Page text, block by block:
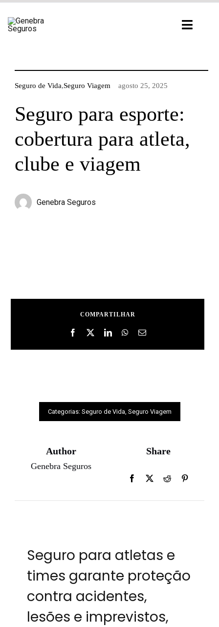
para
Seguro de Vida,Seguro Viagem agosto 25, 2025
Seguro para esporte:
cobertura para atleta,
clube e viagem
Genebra Seguros
COMPARTILHAR
Categorias: Seguro de Vida, Seguro Viagem
Author
Genebra Seguros
Share
Seguro para atletas e
times garante proteção
contra acidentes,
lesões e imprevistos,